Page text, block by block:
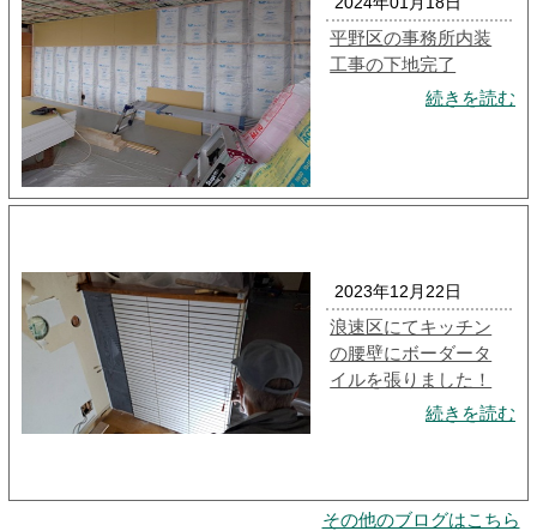
平野区の事務所内装
工事の下地完了
続きを読む
2023年12月22日
浪速区にてキッチン
の腰壁にボーダータ
イルを張りました！
続きを読む
その他のブログはこちら